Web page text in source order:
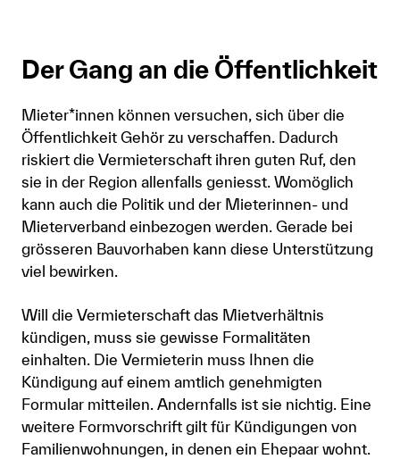
Der Gang an die Öffentlichkeit
Mieter*innen können versuchen, sich über die
Öffentlichkeit Gehör zu verschaffen. Dadurch
riskiert die Vermieterschaft ihren guten Ruf, den
sie in der Region allenfalls geniesst. Womöglich
kann auch die Politik und der Mieterinnen- und
Mieterverband einbezogen werden. Gerade bei
grösseren Bauvorhaben kann diese Unterstützung
viel bewirken.
Will die Vermieterschaft das Mietverhältnis
kündigen, muss sie gewisse Formalitäten
einhalten. Die Vermieterin muss Ihnen die
Kündigung auf einem amtlich genehmigten
Formular mitteilen. Andernfalls ist sie nichtig. Eine
weitere Formvorschrift gilt für Kündigungen von
Familienwohnungen, in denen ein Ehepaar wohnt.